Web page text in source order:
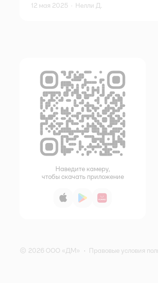
12 мая 2025 · Нелли Д.
Наведите камеру,
чтобы скачать приложение
App StoreGoogle PlayAppGallery
© 2026 ООО «ДМ» • Правовые условия